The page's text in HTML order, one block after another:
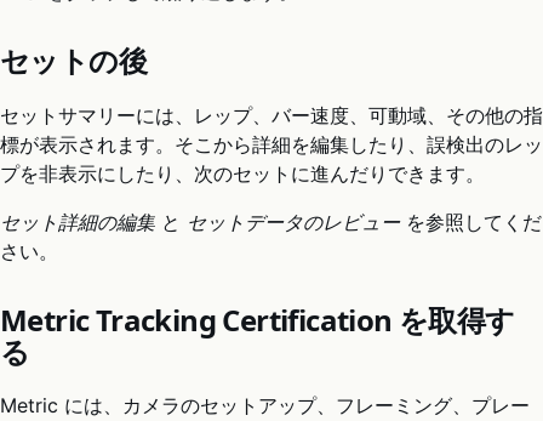
セットの後
セットサマリーには、レップ、バー速度、可動域、その他の指
標が表示されます。そこから詳細を編集したり、誤検出のレッ
プを非表示にしたり、次のセットに進んだりできます。
セット詳細の編集 と セットデータのレビューを参照してくだ
さい。
Metric Tracking Certification を取得す
る
Metric には、カメラのセットアップ、フレーミング、プレー